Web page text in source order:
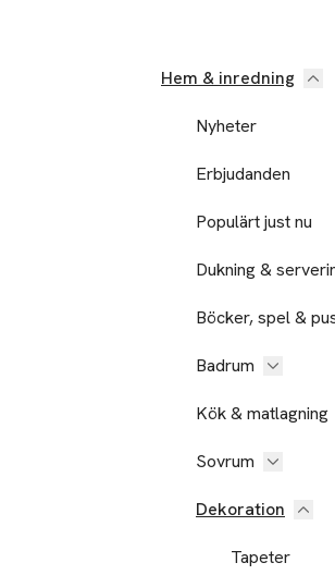
Hoppa till produktsidan
Hem & inredning
Nyheter
Erbjudanden
Populärt just nu
Dukning &
Böcker, spel &
Badrum
Kök & matlagning
Sovrum
Dekoration
Tapeter